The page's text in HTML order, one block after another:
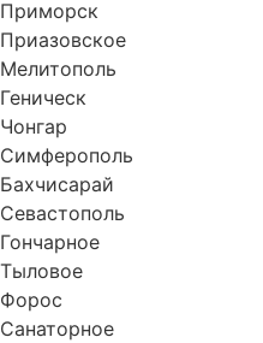
Приморск
Приазовское
Мелитополь
Геническ
Чонгар
Симферополь
Бахчисарай
Севастополь
Гончарное
Тыловое
Форос
Санаторное